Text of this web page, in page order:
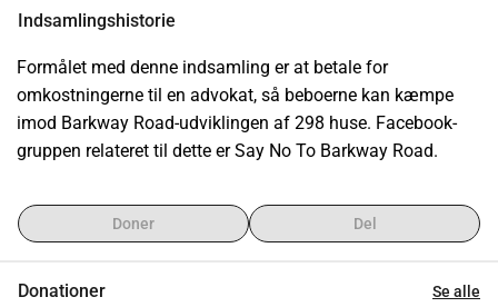
Indsamlingshistorie
Formålet med denne indsamling er at betale for
omkostningerne til en advokat, så beboerne kan kæmpe
imod Barkway Road-udviklingen af 298 huse. Facebook-
gruppen relateret til dette er Say No To Barkway Road.
Doner Del
Donationer Se alle